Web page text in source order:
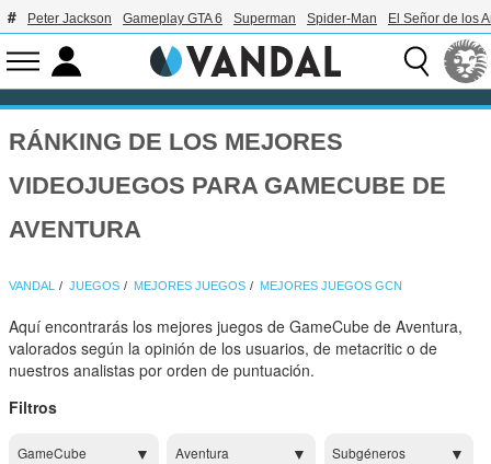
Peter Jackson Gameplay GTA 6 Superman Spider-Man El Señor de los
RÁNKING DE LOS MEJORES
VIDEOJUEGOS PARA GAMECUBE DE
AVENTURA
VANDAL JUEGOS MEJORES JUEGOS MEJORES JUEGOS GCN
Aquí encontrarás los mejores juegos de GameCube de Aventura,
valorados según la opinión de los usuarios, de metacritic o de
nuestros analistas por orden de puntuación.
Filtros
GameCube Aventura Subgéneros